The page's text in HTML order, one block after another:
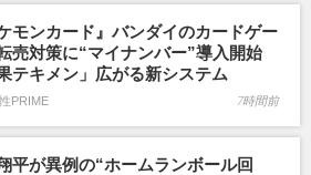
ケモンカード』バンダイのカードゲー
売対策に“マイナンバー”導入開始
果テキメン」広がる新システム
PRIME 7時間前
平が異例の“ホームランボール回